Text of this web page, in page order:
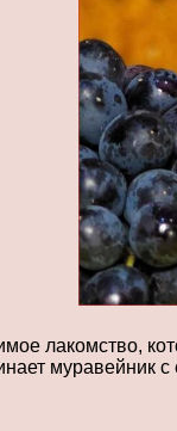
лакомство,
муравейник